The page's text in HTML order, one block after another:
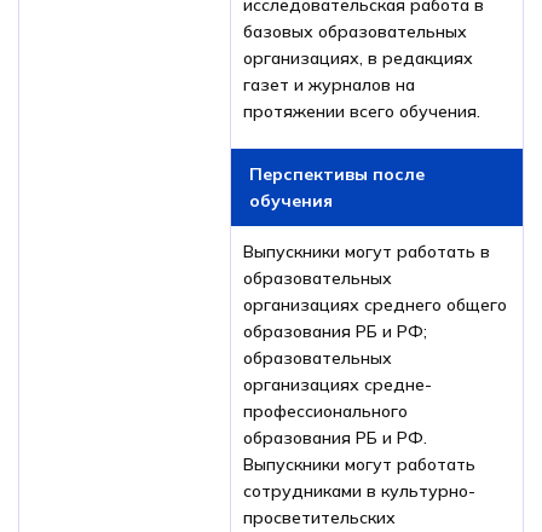
исследовательская работа в
базовых образовательных
организациях, в редакциях
газет и журналов на
протяжении всего обучения.
Перспективы после
обучения
Выпускники могут работать в
образовательных
организациях среднего общего
образования РБ и РФ;
образовательных
организациях средне-
профессионального
образования РБ и РФ.
Выпускники могут работать
сотрудниками в культурно-
просветительских